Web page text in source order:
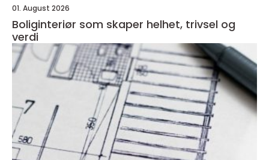
01. August 2026
Boliginteriør som skaper helhet, trivsel og
verdi